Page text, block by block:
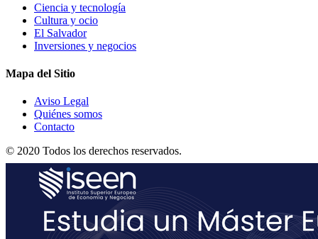
Ciencia y tecnología
Cultura y ocio
El Salvador
Inversiones y negocios
Mapa del Sitio
Aviso Legal
Quiénes somos
Contacto
© 2020 Todos los derechos reservados.